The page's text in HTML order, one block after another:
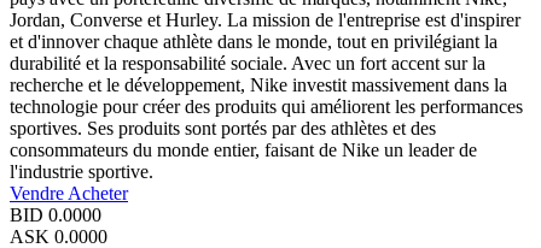
Jordan, Converse et Hurley. La mission de l'entreprise est d'inspirer
et d'innover chaque athlète dans le monde, tout en privilégiant la
durabilité et la responsabilité sociale. Avec un fort accent sur la
recherche et le développement, Nike investit massivement dans la
technologie pour créer des produits qui améliorent les performances
sportives. Ses produits sont portés par des athlètes et des
consommateurs du monde entier, faisant de Nike un leader de
l'industrie sportive.
Vendre Acheter
BID 0.0000
ASK 0.0000